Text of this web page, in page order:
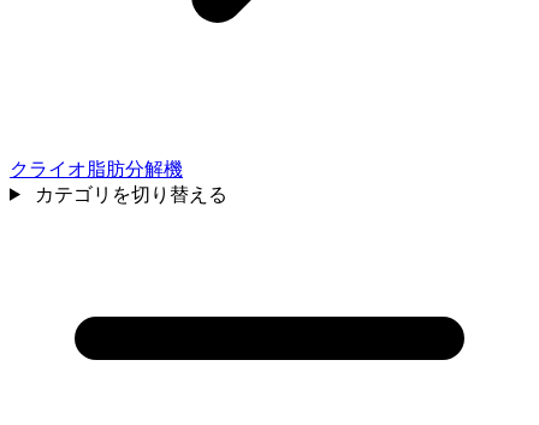
クライオ脂肪分解機
カテゴリを切り替える